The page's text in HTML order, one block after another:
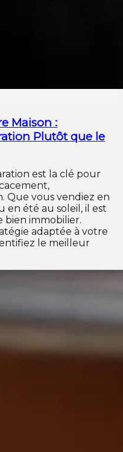
Maison :
Plutôt que le
est la clé pour
Que vous vendiez en
en été au soleil, il est
bien immobilier.
adaptée à votre
le meilleur